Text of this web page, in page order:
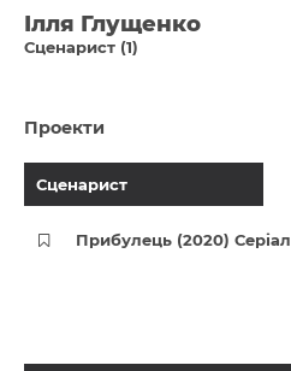
Ілля Глущенко
Сценарист (1)
Проекти
Сценарист
Прибулець (2020) Серіал